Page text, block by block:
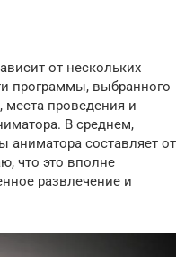
от нескольких
программы, выбранного
места проведения и
В среднем,
аниматора составляет от
что это вполне
развлечение и